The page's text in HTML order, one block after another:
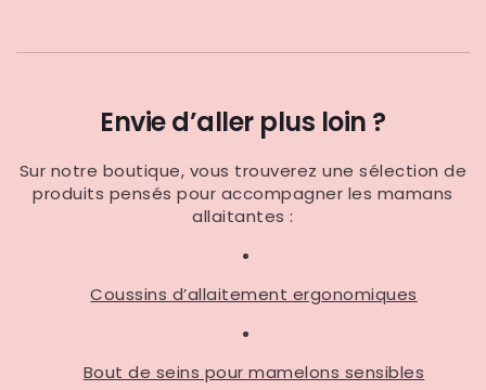
Envie d’aller plus loin ?
Sur notre boutique, vous trouverez une sélection de
produits pensés pour accompagner les mamans
allaitantes :
Coussins d’allaitement ergonomiques
Bout de seins pour mamelons sensibles